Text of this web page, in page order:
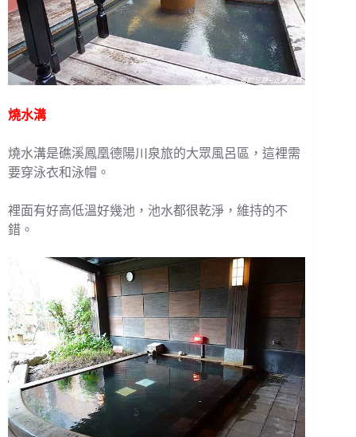
燒水溝
燒水溝是礁溪鳳凰德陽川泉旅的大眾風呂區，這裡需
要穿泳衣和泳帽。
裡面有好高低溫好幾池，池水都很乾淨，維持的不
錯。